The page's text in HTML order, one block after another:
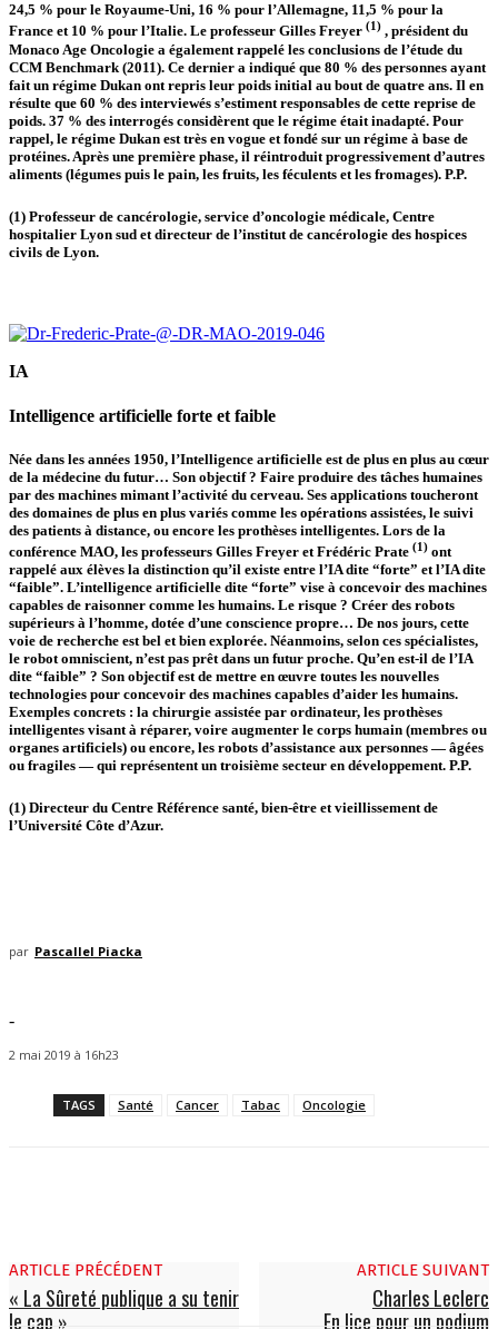
24,5 % pour le Royaume-Uni, 16 % pour l’Allemagne, 11,5 % pour la
France et 10 % pour l’Italie. Le professeur Gilles Freyer (1) , président du
Monaco Age Oncologie a également rappelé les conclusions de l’étude du
CCM Benchmark (2011). Ce dernier a indiqué que 80 % des personnes ayant
fait un régime Dukan ont repris leur poids initial au bout de quatre ans. Il en
résulte que 60 % des interviewés s’estiment responsables de cette reprise de
poids. 37 % des interrogés considèrent que le régime était inadapté. Pour
rappel, le régime Dukan est très en vogue et fondé sur un régime à base de
protéines. Après une première phase, il réintroduit progressivement d’autres
aliments (légumes puis le pain, les fruits, les féculents et les fromages). P.P.
(1) Professeur de cancérologie, service d’oncologie médicale, Centre
hospitalier Lyon sud et directeur de l’institut de cancérologie des hospices
civils de Lyon.
IA
Intelligence artificielle forte et faible
Née dans les années 1950, l’Intelligence artificielle est de plus en plus au cœur
de la médecine du futur… Son objectif ? Faire produire des tâches humaines
par des machines mimant l’activité du cerveau. Ses applications toucheront
des domaines de plus en plus variés comme les opérations assistées, le suivi
des patients à distance, ou encore les prothèses intelligentes. Lors de la
conférence MAO, les professeurs Gilles Freyer et Frédéric Prate (1) ont
rappelé aux élèves la distinction qu’il existe entre l’IA dite “forte” et l’IA dite
“faible”. L’intelligence artificielle dite “forte” vise à concevoir des machines
capables de raisonner comme les humains. Le risque ? Créer des robots
supérieurs à l’homme, dotée d’une conscience propre… De nos jours, cette
voie de recherche est bel et bien explorée. Néanmoins, selon ces spécialistes,
le robot omniscient, n’est pas prêt dans un futur proche. Qu’en est-il de l’IA
dite “faible” ? Son objectif est de mettre en œuvre toutes les nouvelles
technologies pour concevoir des machines capables d’aider les humains.
Exemples concrets : la chirurgie assistée par ordinateur, les prothèses
intelligentes visant à réparer, voire augmenter le corps humain (membres ou
organes artificiels) ou encore, les robots d’assistance aux personnes — âgées
ou fragiles — qui représentent un troisième secteur en développement. P.P.
(1) Directeur du Centre Référence santé, bien-être et vieillissement de
l’Université Côte d’Azur.
par Pascallel Piacka
-
2 mai 2019 à 16h23
TAGS Santé Cancer Tabac Oncologie
ARTICLE PRÉCÉDENT
« La Sûreté publique a su tenir
le cap »
ARTICLE SUIVANT
Charles Leclerc
En lice pour un podium